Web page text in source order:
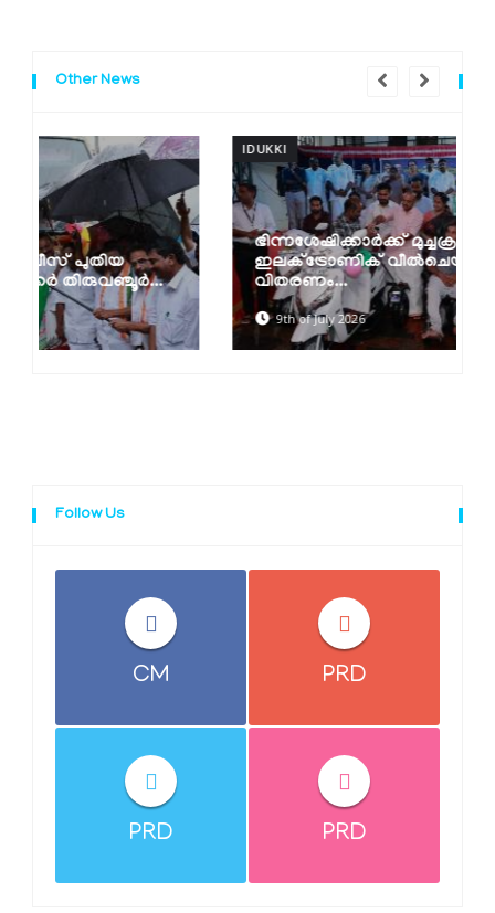
Other News
IDUKKI
ഭിന്നശേഷിക്കാര്‍ക്ക് മുച്ചക്രവാഹനങ്ങളും
ഇലക്ട്രോണിക് വീല്‍ചെയറുകളും
വിതരണം...
9th of July 2026
Follow Us
CM PRD
PRD PRD